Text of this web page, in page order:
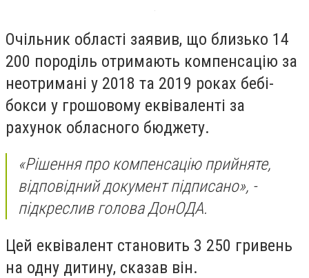
Очільник області заявив, що близько 14
200 породіль отримають компенсацію за
неотримані у 2018 та 2019 роках бебі-
бокси у грошовому еквіваленті за
рахунок обласного бюджету.
«Рішення про компенсацію прийняте,
відповідний документ підписано», -
підкреслив голова ДонОДА.
Цей еквівалент становить 3 250 гривень
на одну дитину, сказав він.